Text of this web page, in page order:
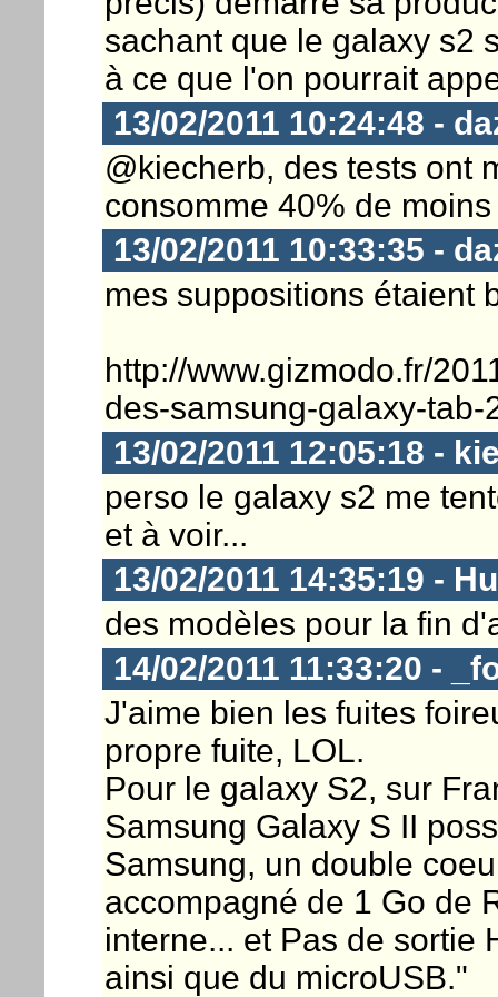
sachant que le galaxy s2
à ce que l'on pourrait
13/02/2011 10:24:48 -
@kiecherb, des tests ont
consomme 40% de
13/02/2011 10:33:35 -
mes suppositions étaient
http://www.gizmodo.fr/
des-samsung-galaxy-tab-
13/02/2011 12:05:18 -
perso le galaxy s2 me
et à voir...
13/02/2011 14:35:19 -
des modèles pour la fin
14/02/2011 11:33:20 -
J'aime bien les fuites
propre fuite, LOL.
Pour le galaxy S2, sur
Samsung Galaxy S II
Samsung, un double
accompagné de 1 Go de
interne... et Pas de sortie
ainsi que du microUSB."